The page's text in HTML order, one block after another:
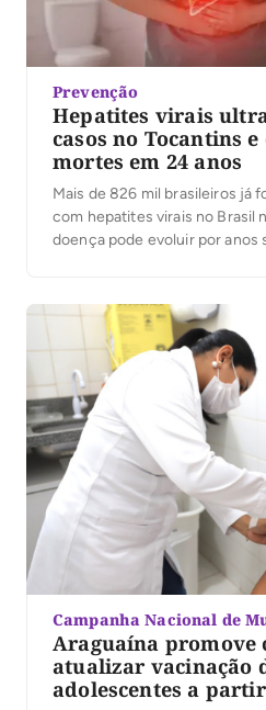
Prevenção
Hepatites virais
casos no Tocantins
mortes em 24 anos
Mais de 826 mil brasileiros já
com hepatites virais no Brasil
doença pode evoluir por anos
Campanha Nacional de
Araguaína promove
atualizar vacinação
adolescentes a